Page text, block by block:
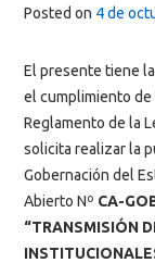
Posted on 4 de
El presente tiene
el cumplimiento
Reglamento de la
solicita realizar la
Gobernación del
Abierto Nº CA-
“TRANSMISIÓN